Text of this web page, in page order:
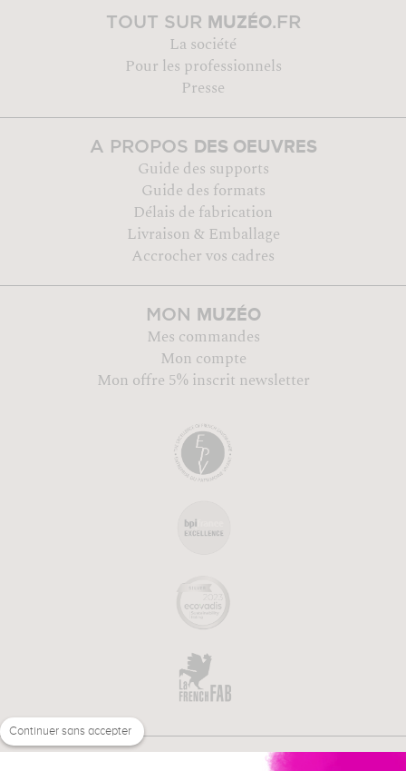
TOUT SUR MUZÉO.FR
La société
Pour les professionnels
Presse
A PROPOS DES OEUVRES
Guide des supports
Guide des formats
Délais de fabrication
Livraison & Emballage
Accrocher vos cadres
MON MUZÉO
Mes commandes
Mon compte
Mon offre 5% inscrit newsletter
Continuer sans accepter